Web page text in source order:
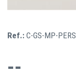
Ref.: C-GS-MP-PERS
--